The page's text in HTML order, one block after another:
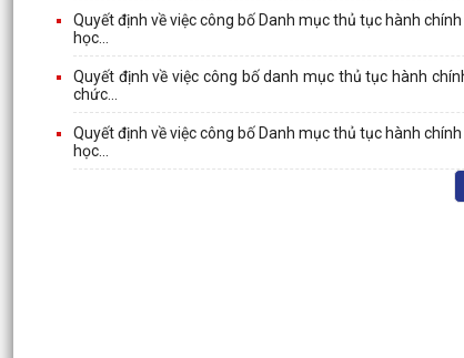
Quyết định về việc công bố Danh mục thủ tục hành
học...
Quyết định về việc công bố danh mục thủ tục hành
chức...
Quyết định về việc công bố Danh mục thủ tục hành
học...